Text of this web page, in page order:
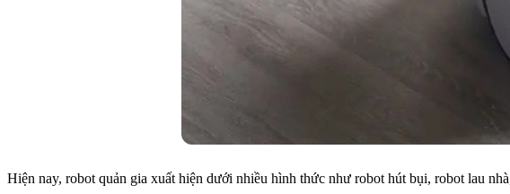
Hiện nay, robot quản gia xuất hiện dưới nhiều hình thức như robot hút bụi, robot lau